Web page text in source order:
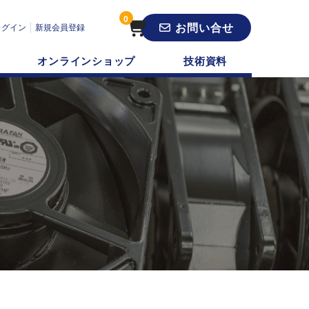
グイン 新規会員登録
0
お問い合せ
オンラインショップ 技術資料